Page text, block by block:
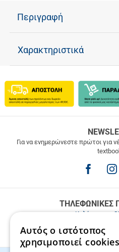
Περιγραφή
Χαρακτηριστικά
ΜΕΤΑΦΟΡΙΚΑ
άνω
Για να ενημερώνεστε πρώτοι για
ΤΗΛΕΦΩΝΙΚΕΣ
Καλέστε μας
Εξυπηρέτηση πελατών &
Δευ. - Παρ. 9:00-
Αυτός ο ιστότοπος
χρησιμοποιεί cookies